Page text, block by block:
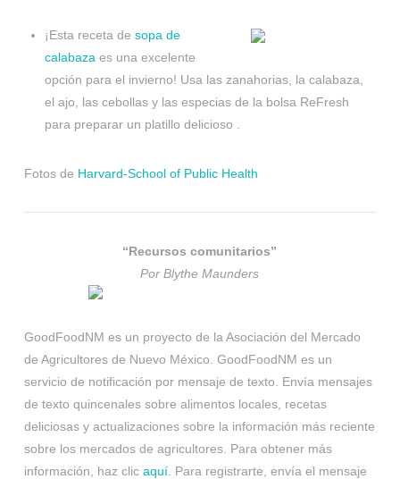
¡Esta receta desopa de
calabaza es una excelente
opción para el invierno! Usa las zanahorias, la calabaza,
el ajo, las cebollas y las especias de la bolsa ReFresh
para preparar un platillo delicioso .
Fotos de Harvard-School of Public Health
“Recursos comunitarios”
Por Blythe Maunders
GoodFoodNM es un proyecto de la Asociación del Mercado
de Agricultores de Nuevo México. GoodFoodNM es un
servicio de notificación por mensaje de texto. Envía mensajes
de texto quincenales sobre alimentos locales, recetas
deliciosas y actualizaciones sobre la información más reciente
sobre los mercados de agricultores. Para obtener más
información, haz clic aquí. Para registrarte, envía el mensaje